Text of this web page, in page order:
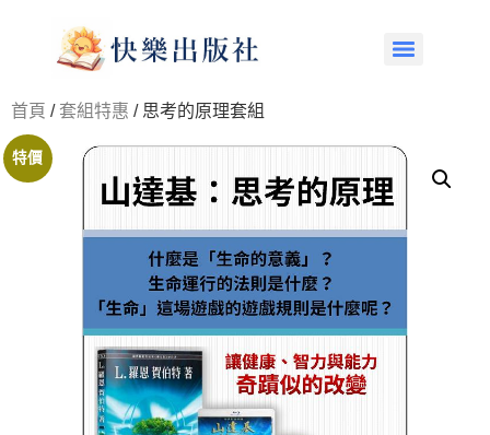
首頁 / 套組特惠 / 思考的原理套組
特價